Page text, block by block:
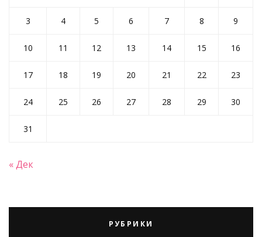
3 4 5 6 7 8 9
10 11 12 13 14 15 16
17 18 19 20 21 22 23
24 25 26 27 28 29 30
31
« Дек
РУБРИКИ